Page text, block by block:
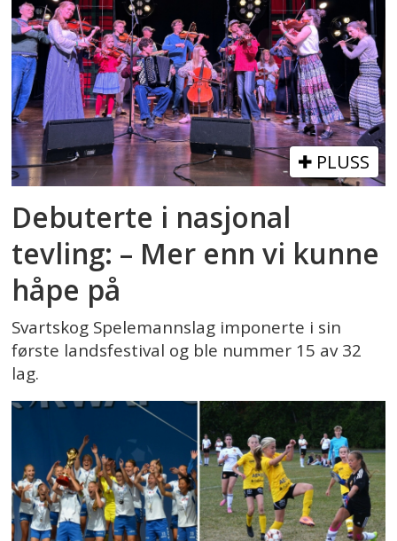
PLUSS
Debuterte i nasjonal
tevling: – Mer enn vi kunne
håpe på
Svartskog Spelemannslag imponerte i sin
første landsfestival og ble nummer 15 av 32
lag.